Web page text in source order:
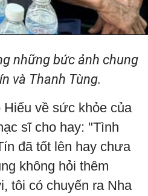
những bức ảnh chung
và Thanh Tùng.
về sức khỏe của
sĩ cho hay: "Tình
đã tốt lên hay chưa
không hỏi thêm
tôi có chuyến ra Nha